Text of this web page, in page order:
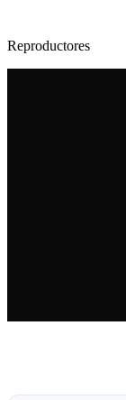
Reproductores